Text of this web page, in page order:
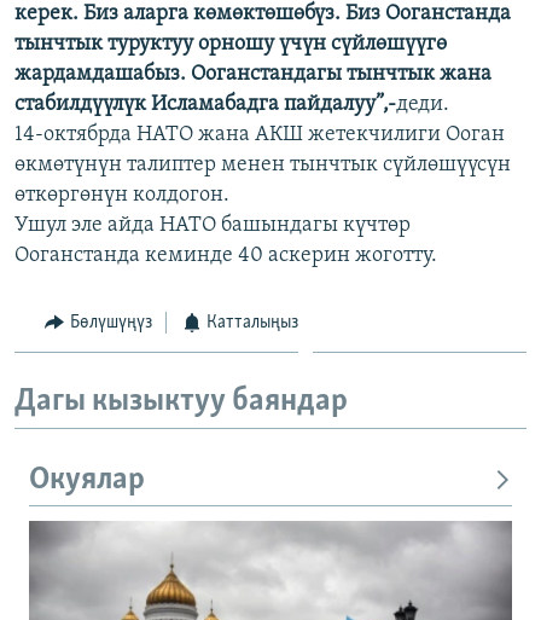
АЗАТТЫК+
ЫҢГАЙСЫЗ СУРООЛОР
ЭЕ/АРнун бардык сайттары
керек. Биз аларга көмөктөшөбүз. Биз Ооганстанда
тынчтык туруктуу орношу үчүн сүйлөшүүгө
жардамдашабыз. Ооганстандагы тынчтык жана
стабилдүүлүк Исламабадга пайдалуу”,-деди.
14-октябрда НАТО жана АКШ жетекчилиги Ооган
өкмөтүнүн талиптер менен тынчтык сүйлөшүүсүн
өткөргөнүн колдогон.
Ушул эле айда НАТО башындагы күчтөр
Ооганстанда кеминде 40 аскерин жоготту.
Бөлүшүңүз Катталыңыз
Дагы кызыктуу баяндар
Окуялар